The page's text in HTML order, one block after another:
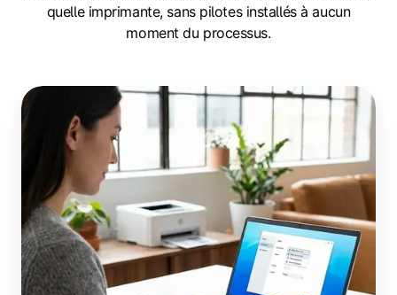
quelle imprimante, sans pilotes installés à aucun
moment du processus.